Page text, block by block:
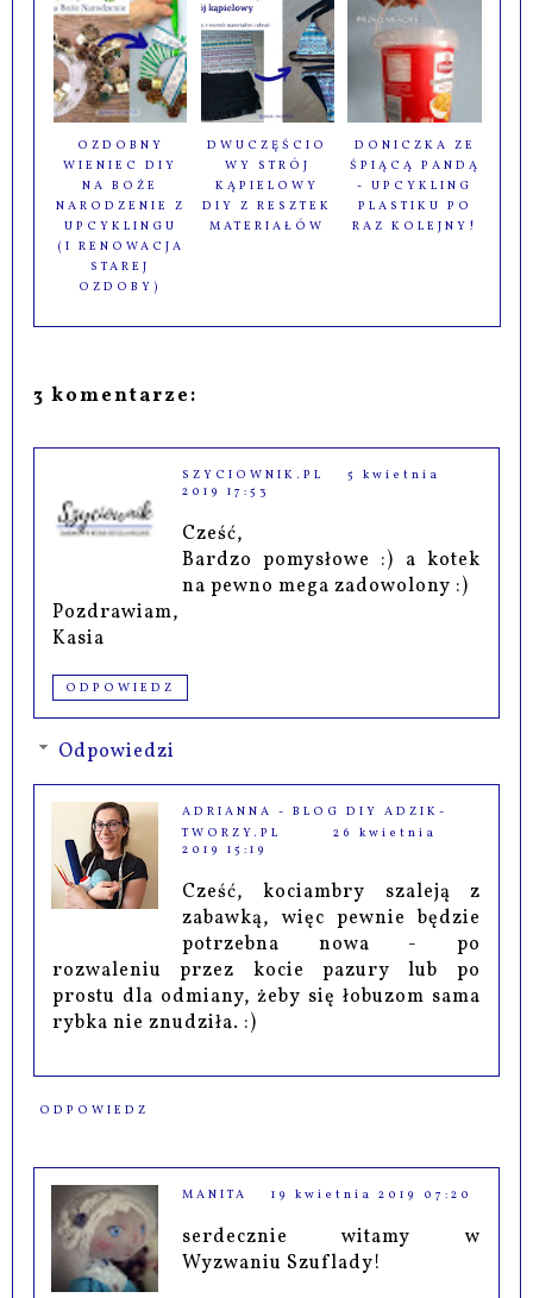
OZDOBNY
WIENIEC DIY
NA BOŻE
NARODZENIE Z
UPCYKLINGU
(I RENOWACJA
STAREJ
OZDOBY)
DWUCZĘŚCIO
WY STRÓJ
KĄPIELOWY
DIY Z RESZTEK
MATERIAŁÓW
DONICZKA ZE
ŚPIĄCĄ PANDĄ
- UPCYKLING
PLASTIKU PO
RAZ KOLEJNY!
3 komentarze:
SZYCIOWNIK.PL
5 kwietnia
2019 17:53
Cześć,
Bardzo pomysłowe :) a kotek
na pewno mega zadowolony :)
Pozdrawiam,
Kasia
ODPOWIEDZ
Odpowiedzi
ADRIANNA - BLOG DIY ADZIK-
TWORZY.PL
26 kwietnia
2019 15:19
Cześć, kociambry szaleją z
zabawką, więc pewnie będzie
potrzebna nowa - po
rozwaleniu przez kocie pazury lub po
prostu dla odmiany, żeby się łobuzom sama
rybka nie znudziła. :)
ODPOWIEDZ
MANITA 19 kwietnia 2019 07:20
serdecznie witamy w
Wyzwaniu Szuflady!